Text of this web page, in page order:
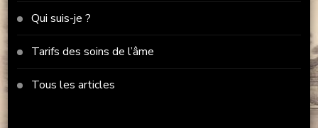
Qui suis-je ?
Tarifs des soins de l’âme
Tous les articles